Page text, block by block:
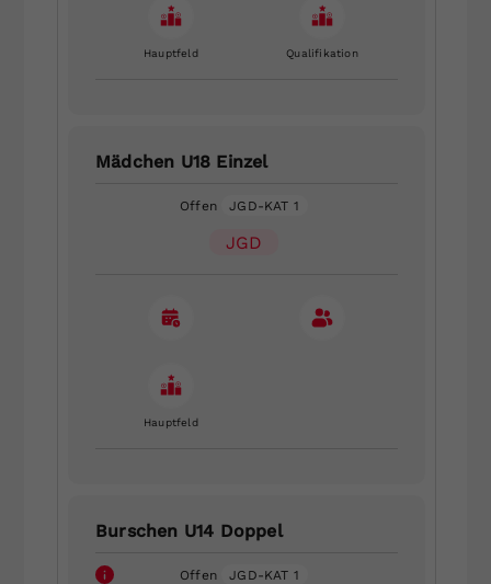
Hauptfeld Qualifikation
Mädchen U18 Einzel
Offen JGD-KAT 1
JGD
Hauptfeld
Burschen U14 Doppel
Offen JGD-KAT 1